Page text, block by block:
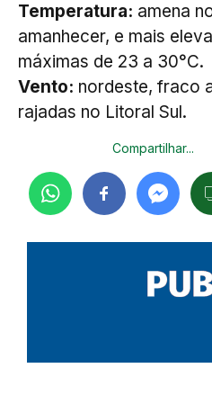
Temperatura: amena
amanhecer, e mais
máximas de 23 a 30°C.
Vento: nordeste, fraco
rajadas no Litoral Sul.
Compartilhar...